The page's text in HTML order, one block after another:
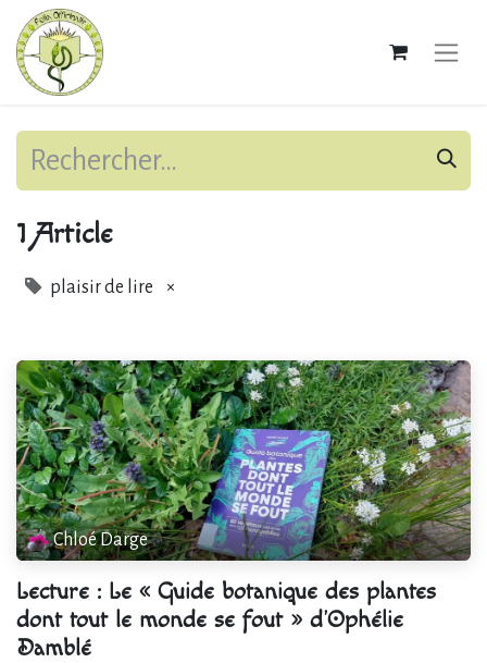
1 Article
plaisir de lire ×
Chloé Darge
Lecture : Le « Guide botanique des plantes
dont tout le monde se fout » d’Ophélie
Damblé